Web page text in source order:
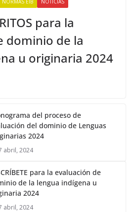
NORMAS EIB NOTICIAS
para la
dominio de la
u originaria 2024
del proceso de
del dominio de Lenguas
2024
abril, 2024
para la evaluación de
de la lengua indígena u
2024
abril, 2024